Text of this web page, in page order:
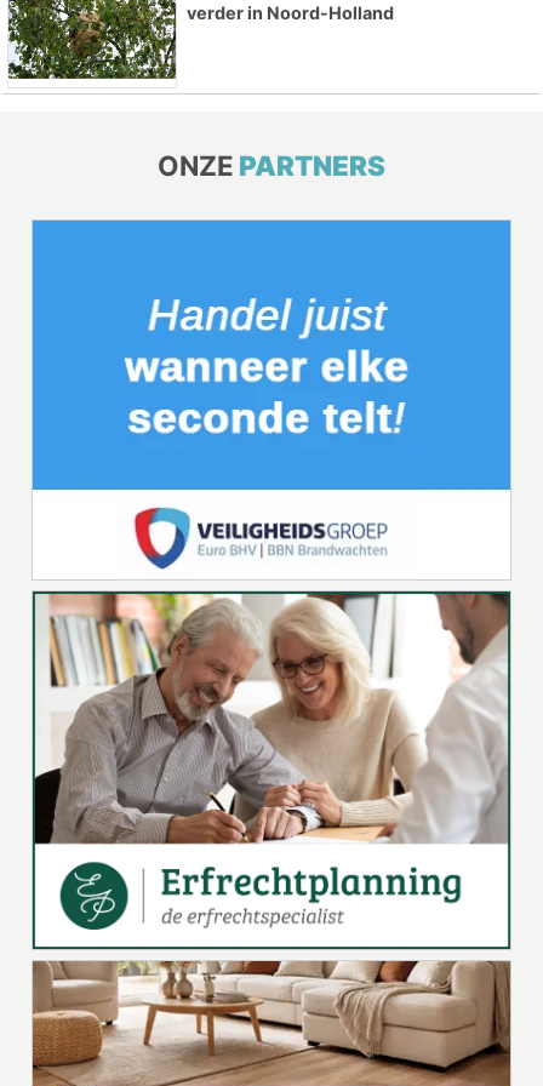
verder in Noord-Holland
ONZE PARTNERS